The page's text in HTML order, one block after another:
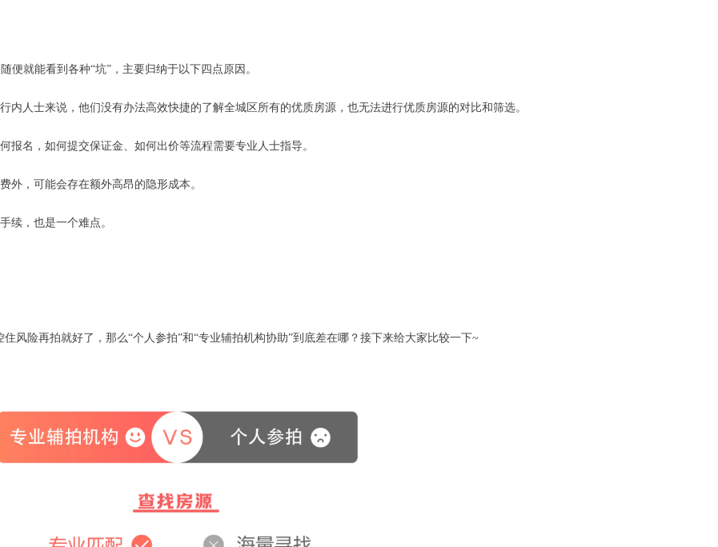
便就能看到各种“坑”，主要归纳于以下四点原因。
内人士来说，他们没有办法高效快捷的了解全城区所有的优质房源，也无法进行优质房源的对比和筛选。
报名，如何提交保证金、如何出价等流程需要专业人士指导。
外，可能会存在额外高昂的隐形成本。
续，也是一个难点。
风险再拍就好了，那么“个人参拍”和“专业辅拍机构协助”到底差在哪？接下来给大家比较一下~